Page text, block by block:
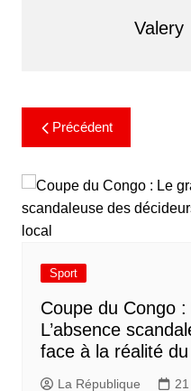
Valery
Précédent
Sport
​Coupe du Congo
L’absence
face à la réalité
La République